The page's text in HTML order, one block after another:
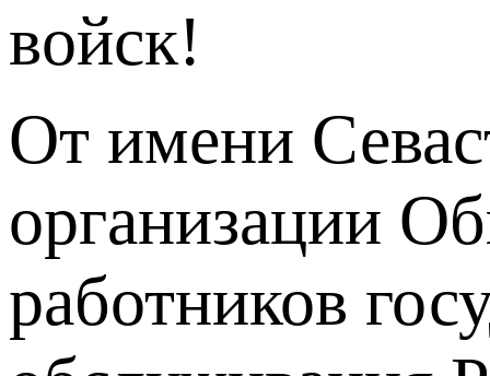
войск!
От имени
организации
работников